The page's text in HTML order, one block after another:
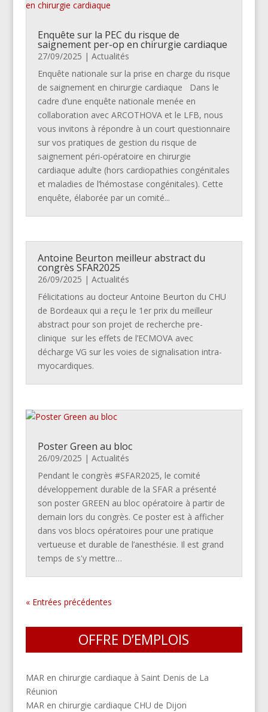
Enquête sur la PEC du risque de
saignement per-op en chirurgie cardiaque
27/09/2025 | Actualités
Enquête nationale sur la prise en charge du risque
de saignement en chirurgie cardiaque Dans le
cadre d’une enquête nationale menée en
collaboration avec ARCOTHOVA et le LFB, nous
vous invitons à répondre à un court questionnaire
sur vos pratiques de gestion du risque de
saignement péri-opératoire en chirurgie
cardiaque adulte (hors cardiopathies congénitales
et maladies de l’hémostase congénitales). Cette
enquête, élaborée par un comité...
Antoine Beurton meilleur abstract du
congrès SFAR2025
26/09/2025 | Actualités
Félicitations au docteur Antoine Beurton du CHU
de Bordeaux qui a reçu le 1er prix du meilleur
abstract pour son projet de recherche pre-
clinique sur les effets de l’ECMOVA avec
décharge VG sur les voies de signalisation intra-
myocardiques.
Poster Green au bloc
26/09/2025 | Actualités
Pendant le congrès #SFAR2025, le comité
développement durable de la SFAR a présenté
son poster GREEN au bloc opératoire à partir de
demain lors du congrès. Ce poster est à afficher
dans vos blocs opératoires pour une pratique
vertueuse et durable de l’anesthésie. Il est grand
temps de s'y mettre…
« Entrées précédentes
OFFRE D’EMPLOIS
MAR en chirurgie cardiaque à Saint Denis de La
Réunion
MAR en chirurgie cardiaque CHU de Dijon